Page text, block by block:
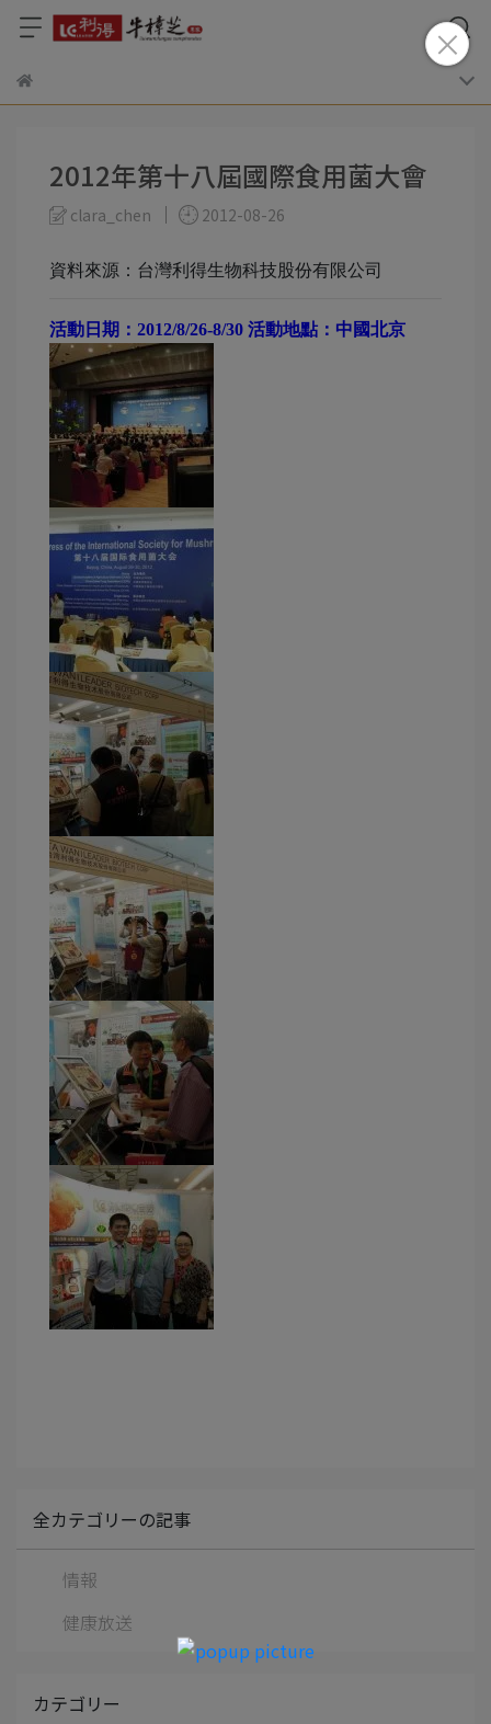
2012年第十八屆國際食用菌大會
clara_chen 2012-08-26
資料來源：台灣利得生物科技股份有限公司
活動日期：2012/8/26-8/30 活動地點：中國北京
全カテゴリーの記事
情報
健康放送
カテゴリー